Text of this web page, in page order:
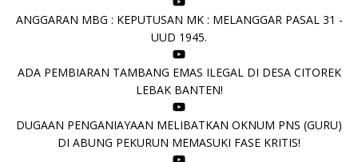
ANGGARAN MBG : KEPUTUSAN MK : MELANGGAR PASAL 31 -
UUD 1945.
ADA PEMBIARAN TAMBANG EMAS ILEGAL DI DESA CITOREK
LEBAK BANTEN!
DUGAAN PENGANIAYAAN MELIBATKAN OKNUM PNS (GURU)
DI ABUNG PEKURUN MEMASUKI FASE KRITIS!